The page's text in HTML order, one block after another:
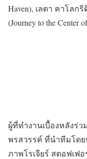
Haven), เลตา คาโลก
(Journey to the Center
ผู้ที่ทำงานเบื้องหลังร่
พรสวรรค์ ที่นำทีมโด
ภาพโรเจียร์ สตอฟเฟอ